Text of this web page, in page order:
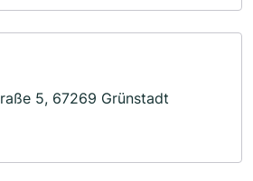
5, 67269 Grünstadt